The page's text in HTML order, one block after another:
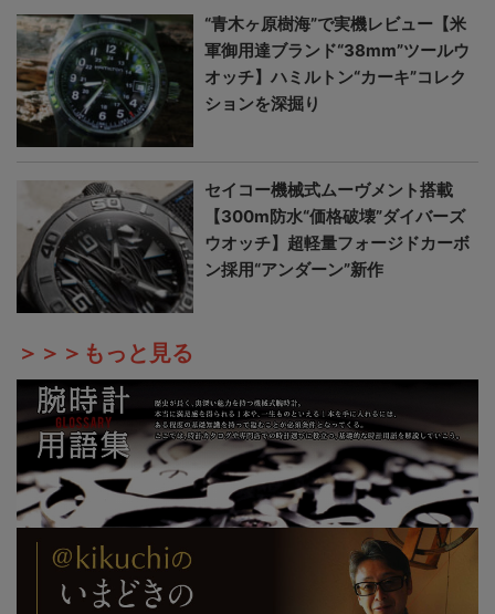
“青木ヶ原樹海”で実機レビュー【米
軍御用達ブランド“38mm”ツールウ
オッチ】ハミルトン“カーキ”コレク
ションを深掘り
セイコー機械式ムーヴメント搭載
【300m防水“価格破壊”ダイバーズ
ウオッチ】超軽量フォージドカーボ
ン採用“アンダーン”新作
＞＞＞もっと見る